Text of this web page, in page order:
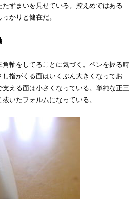
ずまいを見せている。控えめではある
かりと健在だ。
軸をしてることに気づく。ペンを握る時
指がくる面はいくぶん大きくなってお
える面は小さくなっている。単純な正三
いたフォルムになっている。